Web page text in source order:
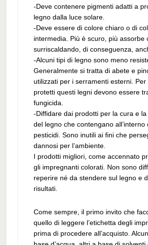
-Deve contenere pigmenti adatti a
legno dalla luce solare.
-Deve essere di colore chiaro o di
intermedia. Più è scuro, più assorbe
surriscaldando, di conseguenza,
-Alcuni tipi di legno sono meno
Generalmente si tratta di abete e
utilizzati per i serramenti esterni. Per
protetti questi legni devono essere
fungicida.
-Diffidare dai prodotti per la cura e
del legno che contengano all’interno
pesticidi. Sono inutili ai fini che
dannosi per l’ambiente.
I prodotti migliori, come accennato
gli impregnanti colorati. Non sono
reperire né da stendere sul legno e
risultati.
Come sempre, il primo invito che
quello di leggere l’etichetta degli
prima di procedere all’acquisto.